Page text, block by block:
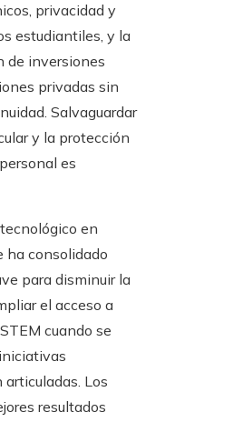
privacidad y
estudiantiles, y la
de inversiones
privadas sin
Salvaguardar
y la protección
es
en
ha consolidado
para disminuir la
el acceso a
cuando se
Los
resultados